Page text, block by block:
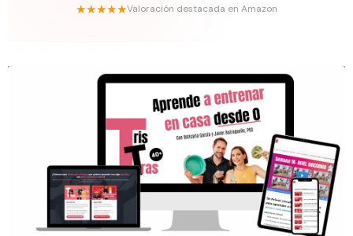
★★★★★Valoración destacada en Amazon